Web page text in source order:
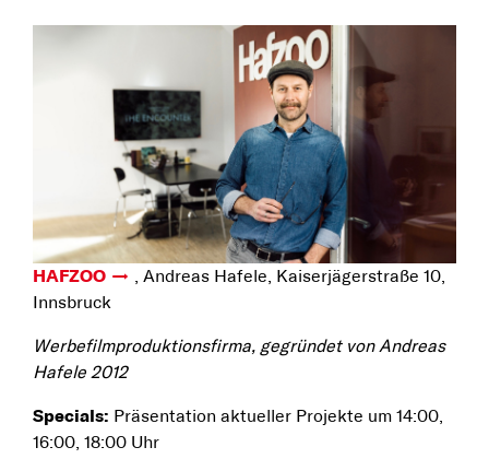
HAFZOO
, Andreas Hafele, Kaiserjägerstraße 10,
Innsbruck
Werbefilmproduktionsfirma, gegründet von Andreas
Hafele 2012
Specials: Präsentation aktueller Projekte um 14:00,
16:00, 18:00 Uhr